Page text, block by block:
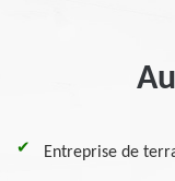
Entreprise de